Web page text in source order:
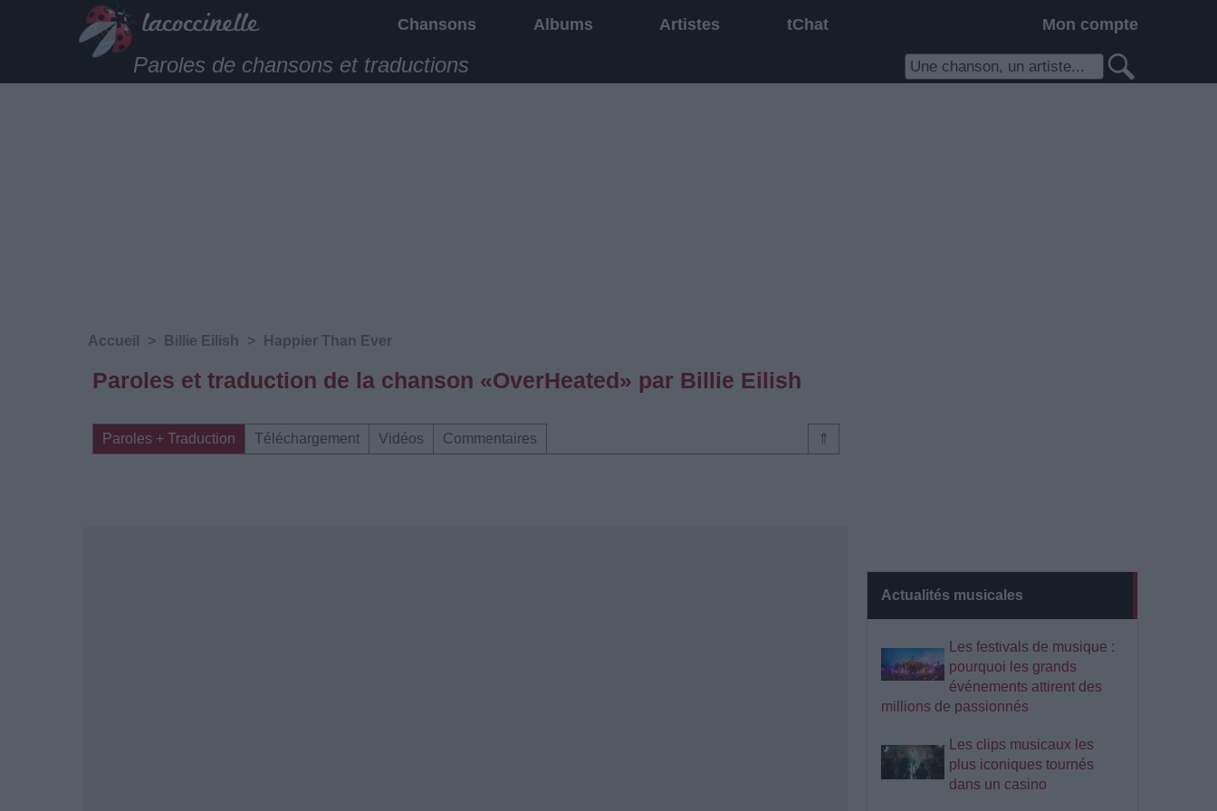
Chansons Albums Artistes tChat Mon compte
Paroles de chansons et traductions
Actualités musicales
Les festivals de musique :
pourquoi les grands
événements attirent des
millions de passionnés
Les clips musicaux les
plus iconiques tournés
dans un casino
Accueil > Billie Eilish > Happier Than Ever
Paroles et traduction de la chanson «OverHeated» par Billie Eilish
⇑
Paroles + Traduction Téléchargement Vidéos Commentaires